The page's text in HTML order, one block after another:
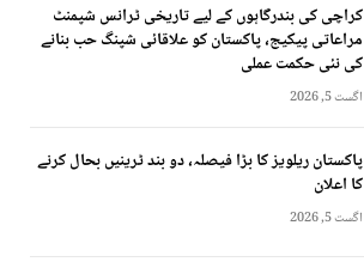
کراچی کی بندرگاہوں کے لیے تاریخی ٹرانس شپمنٹ
مراعاتی پیکیج، پاکستان کو علاقائی شپنگ حب بنانے
کی نئی حکمت عملی
اگست 5, 2026
پاکستان ریلویز کا بڑا فیصلہ، دو بند ٹرینیں بحال کرنے
کا اعلان
اگست 5, 2026